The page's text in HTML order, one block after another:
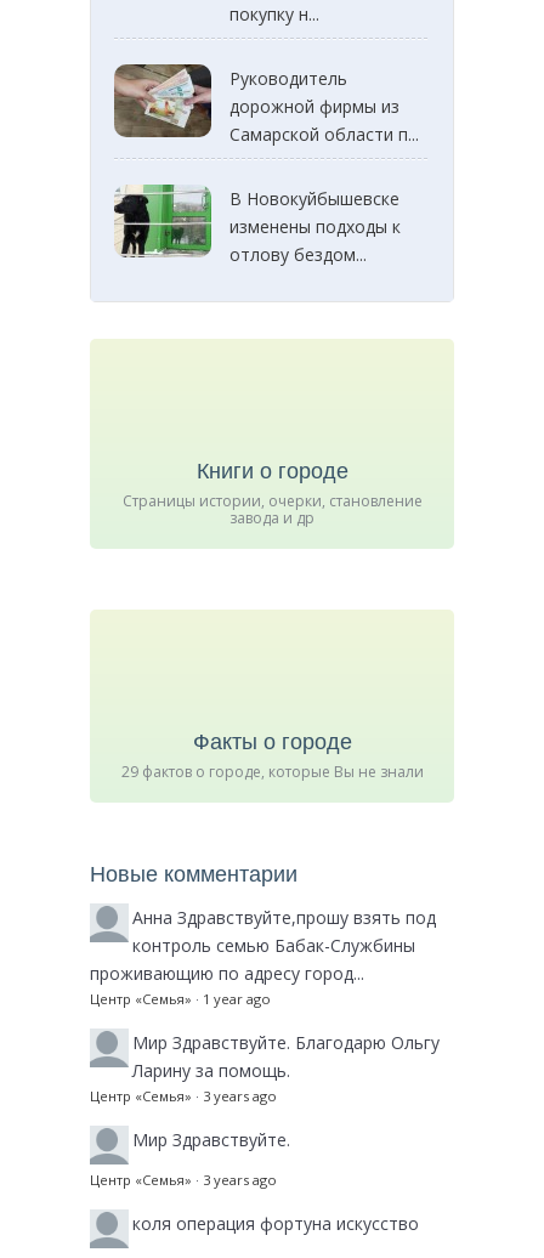
покупку н...
Руководитель
дорожной фирмы из
Самарской области п...
В Новокуйбышевске
изменены подходы к
отлову бездом...
Книги о городе
Страницы истории, очерки, становление
завода и др
Факты о городе
29 фактов о городе, которые Вы не знали
Новые комментарии
Анна Здравствуйте,прошу взять под
контроль семью Бабак-Службины
проживающию по адресу город...
Центр «Семья» · 1 year ago
Мир Здравствуйте. Благодарю Ольгу
Ларину за помощь.
Центр «Семья» · 3 years ago
Мир Здравствуйте.
Центр «Семья» · 3 years ago
коля операция фортуна искусство